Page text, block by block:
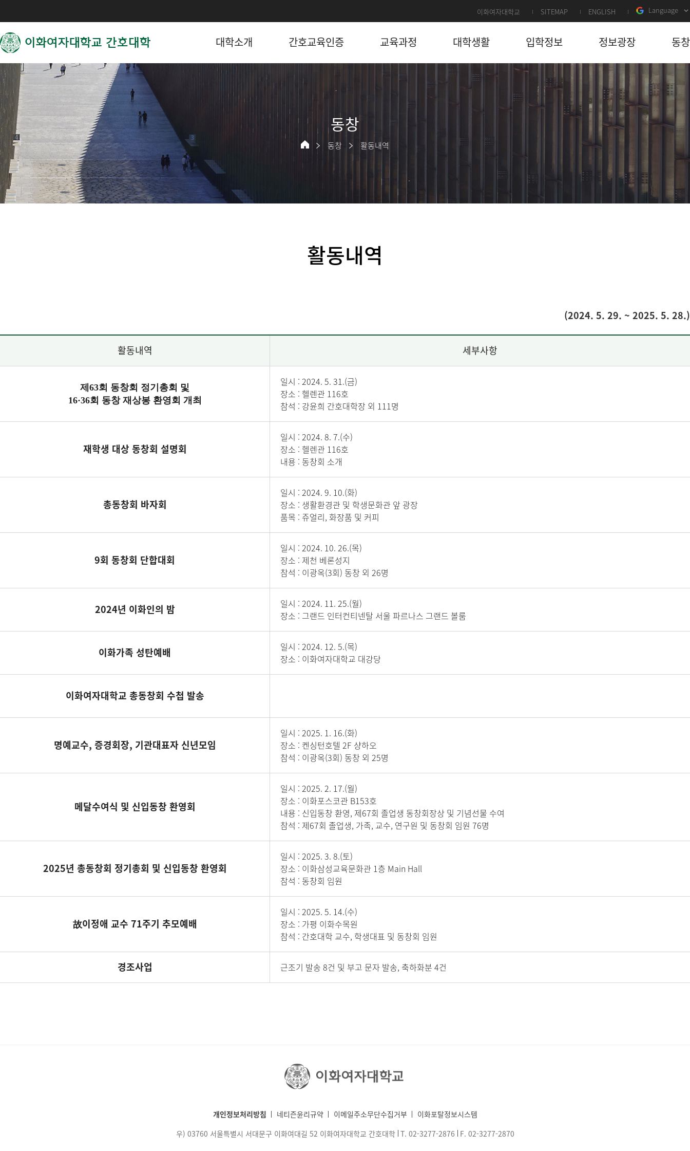
이화여자대학교 SITEMAP ENGLISH Language
간호대학 대학소개 간호교육인증 교육과정 대학생활 입학정보 정보광장 동창
동창
동창 활동내역
활동내역
(2024. 5. 29. ~ 2025. 5. 28.)
활동내역 세부사항
제 63회 동창회 정기총회 및
16·36회 동창 재상봉 환영회 개최
일시 : 2024. 5. 31.(금)
장소 : 헬렌관 116호
참석 : 강윤희 간호대학장 외 111명
재학생 대상 동창회 설명회
일시 : 2024. 8. 7.(수)
장소 : 헬렌관 116호
내용 : 동창회 소개
총동창회 바자회
일시 : 2024. 9. 10.(화)
장소 : 생활환경관 및 학생문화관 앞 광장
품목 : 쥬얼리, 화장품 및 커피
9회 동창회 단합대회
일시 : 2024. 10. 26.(목)
장소 : 제천 베론성지
참석 : 이광옥(3회) 동창 외 26명
2024년 이화인의 밤
일시 : 2024. 11. 25.(월)
장소 : 그랜드 인터컨티넨탈 서울 파르나스 그랜드 볼룸
이화가족 성탄예배
일시 : 2024. 12. 5.(목)
장소 : 이화여자대학교 대강당
이화여자대학교 총동창회 수첩 발송
명예교수, 증경회장, 기관대표자 신년모임
일시 : 2025. 1. 16.(화)
장소 : 켄싱턴호텔 2F 샹하오
참석 : 이광옥(3회) 동창 외 25명
메달수여식 및 신입동창 환영회
일시 : 2025. 2. 17.(월)
장소 : 이화포스코관 B153호
내용 : 신입동창 환영, 제67회 졸업생 동창회장상 및 기념선물 수여
참석 : 제67회 졸업생, 가족, 교수, 연구원 및 동창회 임원 76명
2025년 총동창회 정기총회 및 신입동창 환영회
일시 : 2025. 3. 8.(토)
장소 : 이화삼성교육문화관 1층 Main Hall
참석 : 동창회 임원
故이정애 교수 71주기 추모예배
일시 : 2025. 5. 14.(수)
장소 : 가평 이화수목원
참석 : 간호대학 교수, 학생대표 및 동창회 임원
경조사업 근조기 발송 8건 및 부고 문자 발송, 축하화분 4건
개인정보처리방침 네티즌윤리규약 이메일주소무단수집거부
이화포탈정보시스템
우) 03760 서울특별시 서대문구 이화여대길 52 이화여자대학교 간호대학 T. 02-3277-2876 F. 02-3277-2870